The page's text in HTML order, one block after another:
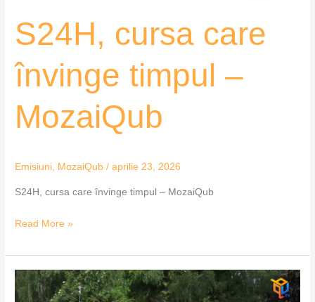
S24H, cursa care
învinge timpul –
MozaiQub
Emisiuni MozaiQub /aprilie 23, 2026
S24H, cursa care învinge timpul – MozaiQub
Read More »
S24H,
de